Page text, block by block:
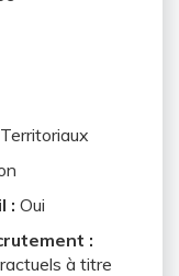
: Oui
:
à titre